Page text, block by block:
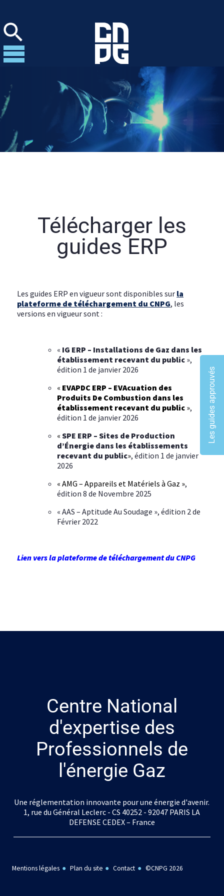
Les guides approuvés
Télécharger les
guides ERP
Les guides ERP en vigueur sont disponibles sur la
plateforme de téléchargement du CNPG, les
versions en vigueur sont :
« IG ERP – Installations de Gaz dans les
établissement recevant du public »,
édition 1 de janvier 2026
« EVAPDC ERP – EVAcuation des
Produits De Combustion dans les
établissement recevant du public »,
édition 1 de janvier 2026
«SPE ERP – Sites de Production
d’Énergie dans les établissements
recevant du public», édition 1 de janvier
2026
« AMG – Appareils et Matériels à Gaz »,
édition 8 de Novembre 2025
« AAS – Aptitude Au Soudage », édition 2 de
Février 2022
Lien vers la plateforme de téléchargement du CNPG
Centre National
d'expertise des
Professionnels de
l'énergie Gaz
Une réglementation innovante pour une énergie d'avenir.
1, rue du Général Leclerc - CS 40252 - 92047 PARIS LA
DEFENSE CEDEX – France
Mentions légales Plan du site Contact ©CNPG 2026